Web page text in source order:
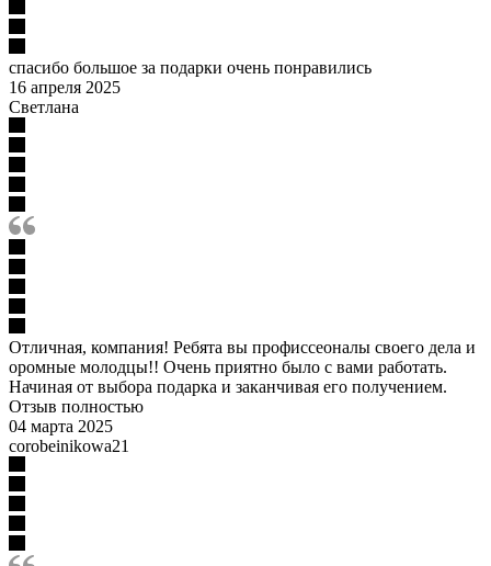
спасибо большое за подарки очень понравились
16 апреля 2025
Светлана
Отличная, компания! Ребята вы профиссеоналы своего дела и
оромные молодцы!! Очень приятно было с вами работать.
Начиная от выбора подарка и заканчивая его получением.
Отзыв полностью
04 марта 2025
corobeinikowa21